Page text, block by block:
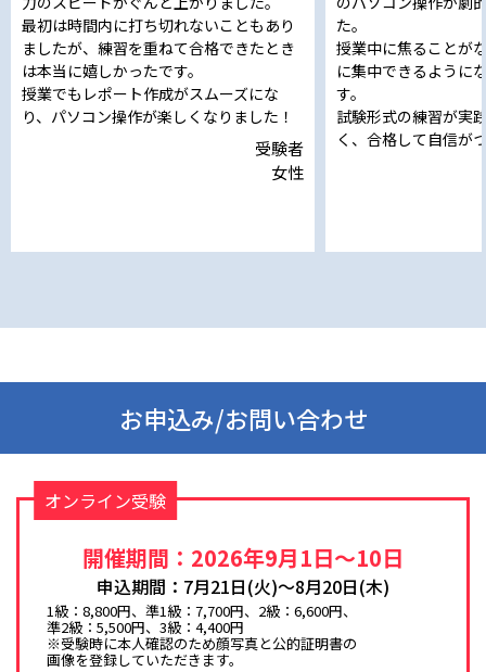
最初は時間内に打ち切れないこともあり
ましたが、練習を重ねて合格できたとき
は本当に嬉しかったです。
授業でもレポート作成がスムーズにな
り、パソコン操作が楽しくなりました！
受験者
女性
た。
授業中に焦ることが
に集中できるように
す。
試験形式の練習が実
く、合格して自信が
お申込み/お問い合わせ
オンライン受験
開催期間：2026年9月1日～10日
申込期間：7月21日(火)～8月20日(木)
1級：8,800円、準1級：7,700円、2級：6,600円、
準2級：5,500円、3級：4,400円
※受験時に本人確認のため顔写真と公的証明書の
画像を登録していただきます。